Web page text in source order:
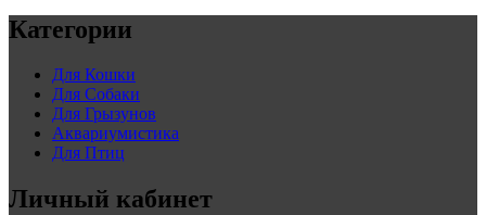
Категории
Для Кошки
Для Собаки
Для Грызунов
Аквариумистика
Для Птиц
Личный кабинет